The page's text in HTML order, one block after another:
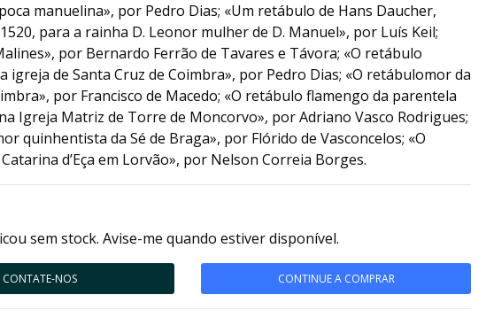
manuelina», por Pedro Dias; «Um retábulo de Hans Daucher,
para a rainha D. Leonor mulher de D. Manuel», por Luís Keil;
por Bernardo Ferrão de Tavares e Távora; «O retábulo
igreja de Santa Cruz de Coimbra», por Pedro Dias; «O retábulomor da
por Francisco de Macedo; «O retábulo flamengo da parentela
Igreja Matriz de Torre de Moncorvo», por Adriano Vasco Rodrigues;
quinhentista da Sé de Braga», por Flórido de Vasconcelos; «O
d’Eça em Lorvão», por Nelson Correia Borges.
sem stock. Avise-me quando estiver disponível.
CONTATE-NOS CONTINUE A COMPRAR